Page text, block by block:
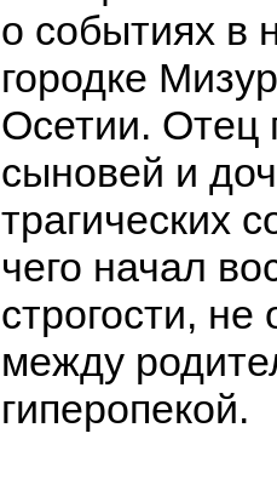
о событиях в
городке
Осетии. Отец
сыновей и
трагических
чего начал
строгости,
между
гиперопекой.